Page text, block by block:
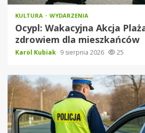
KULTURA WYDARZENIA
Ocypl: Wakacyjna Akcja
zdrowiem dla mieszkańców
Karol Kubiak 9 sierpnia 2026 25